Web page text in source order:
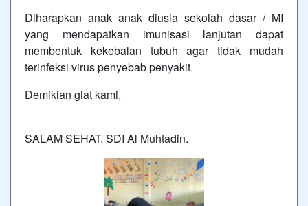
Diharapkan anak anak diusia sekolah dasar / MI
yang mendapatkan imunisasi lanjutan dapat
membentuk kekebalan tubuh agar tidak mudah
terinfeksi virus penyebab penyakit.
Demikian giat kami,
SALAM SEHAT, SDI Al Muhtadin.